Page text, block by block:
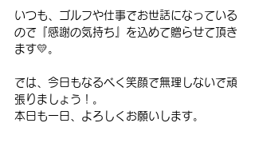
いつも、ゴルフや仕事でお世話になっている
ので『感謝の気持ち』を込めて贈らせて頂き
ます💛。
では、今日もなるべく笑顔で無理しないで頑
張りましょう！。
本日も一日、よろしくお願いします。